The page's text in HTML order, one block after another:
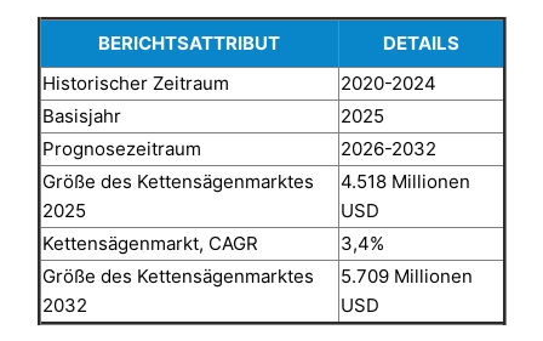
BERICHTSATTRIBUT
DETAILS
Historischer Zeitraum
2020-2024
Basisjahr
2025
Prognosezeitraum
2026-2032
Größe des Kettensägenmarktes
2025
4.518 Millionen
USD
Kettensägenmarkt, CAGR
3,4%
Größe des Kettensägenmarktes
2032
5.709 Millionen
USD